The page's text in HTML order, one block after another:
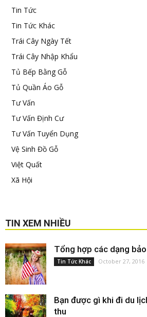
Tin Tức
Tin Tức Khác
Trái Cây Ngày Tết
Trái Cây Nhập Khẩu
Tủ Bếp Bằng Gỗ
Tủ Quần Áo Gỗ
Tư Vấn
Tư Vấn Định Cư
Tư Vấn Tuyển Dụng
Vệ Sinh Đồ Gỗ
Việt Quất
Xã Hội
TIN XEM NHIỀU
Tổng hợp các dạng
Tin Tức Khác October 27, 2016
Bạn được gì khi đi du
thu